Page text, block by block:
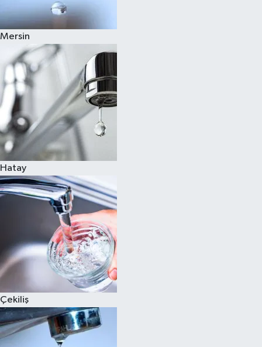
Mersin
Hatay
Çekiliş